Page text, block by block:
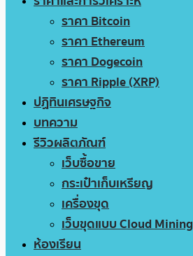
ราคา Bitcoin
ราคา Ethereum
ราคา Dogecoin
ราคา Ripple (XRP)
ปฏิทินเศรษฐกิจ
บทความ
รีวิวผลิตภัณฑ์
เว็บซื้อขาย
กระเป๋าเก็บเหรียญ
เครื่องขุด
เว็บขุดแบบ Cloud Mining
ห้องเรียน